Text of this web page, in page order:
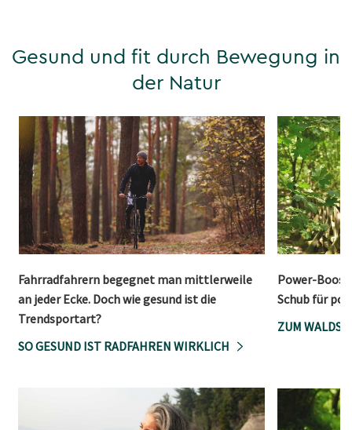
Gesund und fit durch Bewegung in
der Natur
Fahrradfahrern begegnet man mittlerweile
an jeder Ecke. Doch wie gesund ist die
Trendsportart?
SO GESUND IST RADFAHREN WIRKLICH
Power-Boost
Schub für
ZUM